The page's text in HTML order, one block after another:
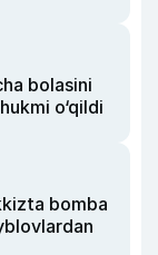
bolasini
o‘qildi
bomba